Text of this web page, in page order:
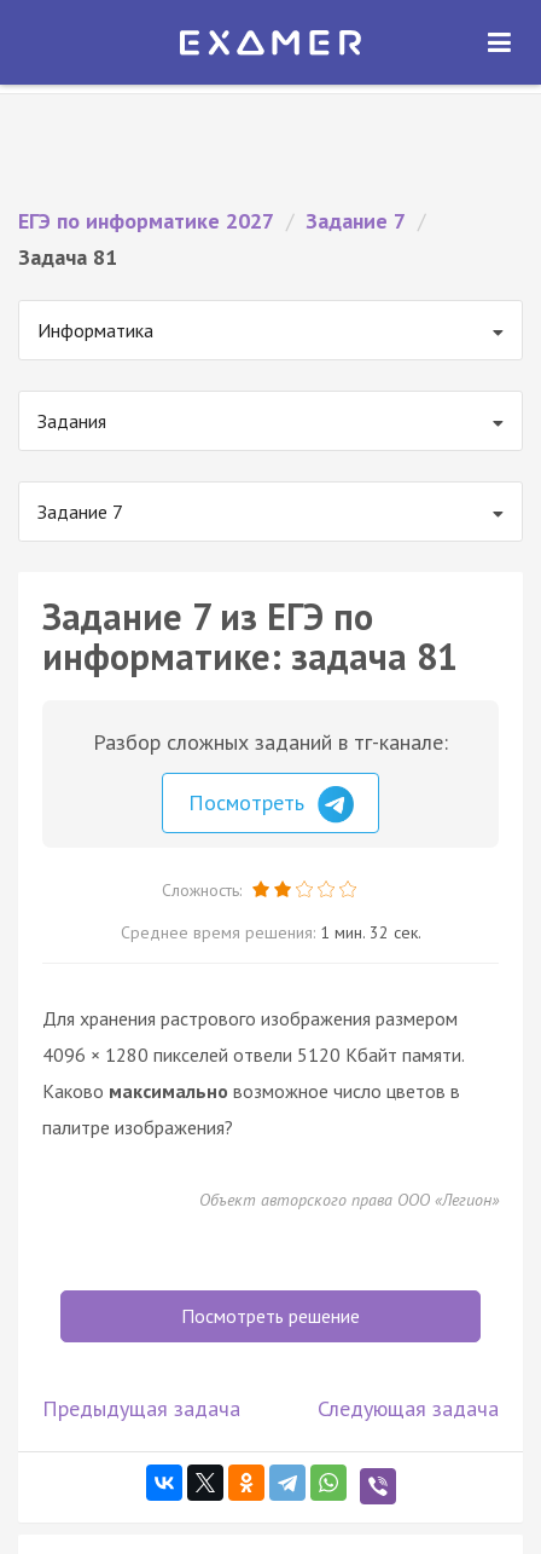
Экзамер — ЕГЭ 2027
ОТКРЫТЬ
ЕГЭ по информатике 2027 / Задание 7 /
Задача 81
Информатика
Задания
Задание 7
Задание 7 из ЕГЭ по
информатике: задача 81
Разбор сложных заданий в тг-канале:
Посмотреть
Сложность:
Среднее время решения: 1 мин. 32 сек.
Для хранения растрового изображения размером
4096 × 1280 пикселей отвели 5120 Кбайт памяти.
Каково максимально возможное число цветов в
палитре изображения?
Объект авторского права ООО «Легион»
Посмотреть решение
Предыдущая задача Следующая задача